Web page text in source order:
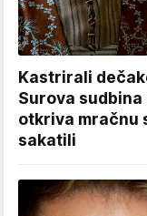
Kastrirali
Surova
otkriva mračnu
sakatili